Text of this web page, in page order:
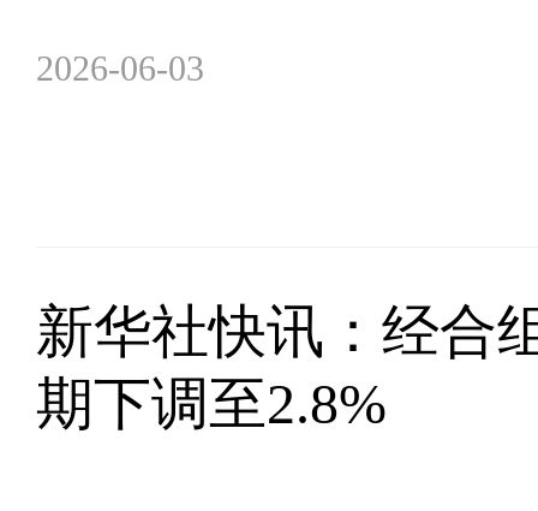
2026-06-03
新华社快讯：经合
期下调至2.8%